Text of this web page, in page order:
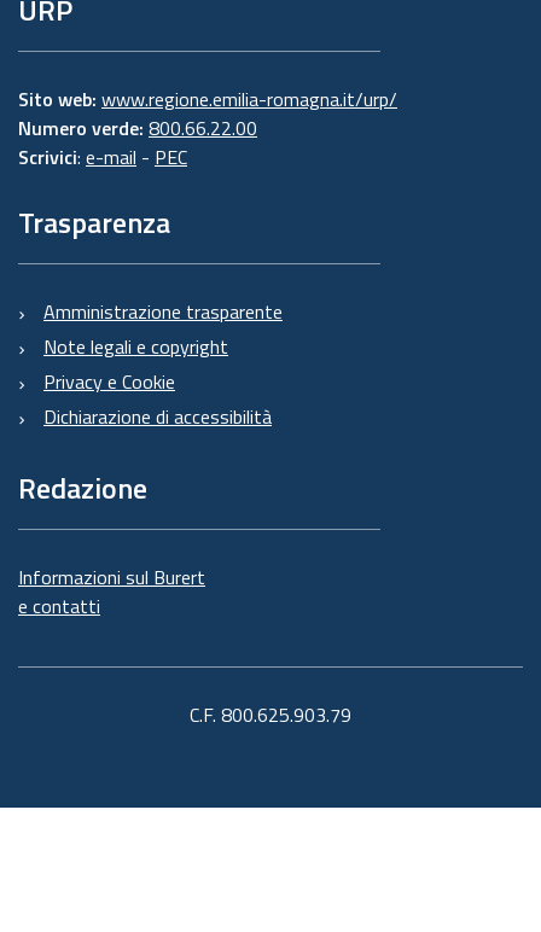
URP
Sito web: www.regione.emilia-romagna.it/urp/
Numero verde: 800.66.22.00
Scrivici: e-mail - PEC
Trasparenza
Amministrazione trasparente
Note legali e copyright
Privacy e Cookie
Dichiarazione di accessibilità
Redazione
Informazioni sul Burert
e contatti
C.F. 800.625.903.79